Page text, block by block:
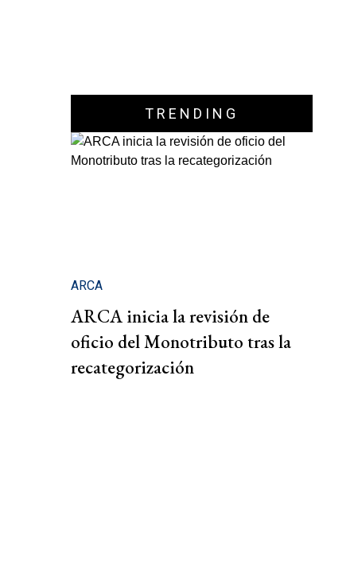
TRENDING
ARCA
ARCA inicia la revisión de
oficio del Monotributo tras la
recategorización